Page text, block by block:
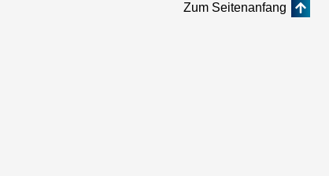
Zum Seitenanfang